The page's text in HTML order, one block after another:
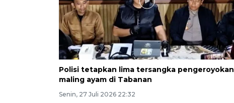
Polisi tetapkan lima tersangka pengeroyokan
maling ayam di Tabanan
Senin, 27 Juli 2026 22:32